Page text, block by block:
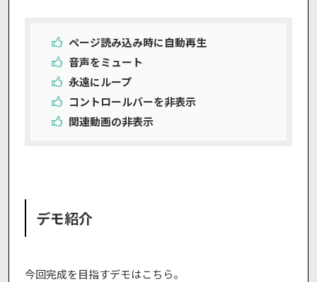
ページ読み込み時に自動再生
音声をミュート
永遠にループ
コントロールバーを非表示
関連動画の非表示
デモ紹介
今回完成を目指すデモはこちら。